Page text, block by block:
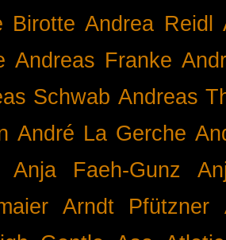
Birotte Andrea Reidl
Andreas Franke
Schwab Andreas
André La Gerche
Anja Faeh-Gunz
Arndt Pfützner